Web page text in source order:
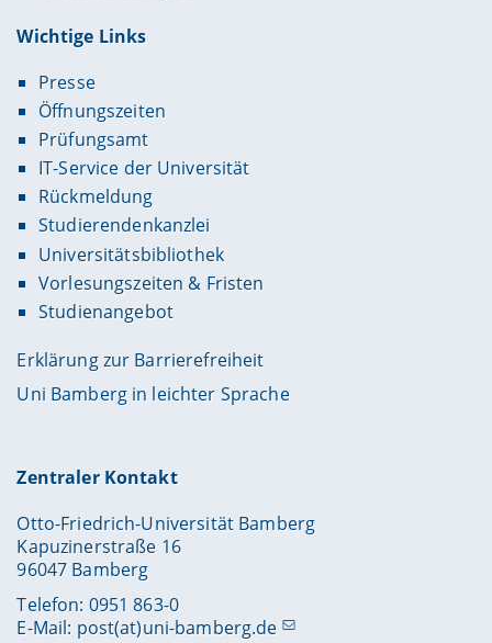
Wichtige Links
Presse
Öffnungszeiten
Prüfungsamt
IT-Service der Universität
Rückmeldung
Studierendenkanzlei
Universitätsbibliothek
Vorlesungszeiten & Fristen
Studienangebot
Erklärung zur Barrierefreiheit
Uni Bamberg in leichter Sprache
Zentraler Kontakt
Otto-Friedrich-Universität Bamberg
Kapuzinerstraße 16
96047 Bamberg
Telefon: 0951 863-0
E-Mail: post(at)uni-bamberg.de